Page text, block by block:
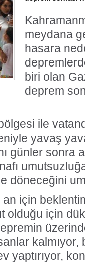
meydana
hasara
biri olan
deprem
ile
yavaş
günler sonra
döneceğini
için
olduğu için
kalmıyor,
yaptırıyor,